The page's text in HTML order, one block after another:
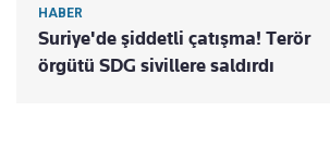
HABER
Suriye'de şiddetli çatışma! Terör
örgütü SDG sivillere saldırdı